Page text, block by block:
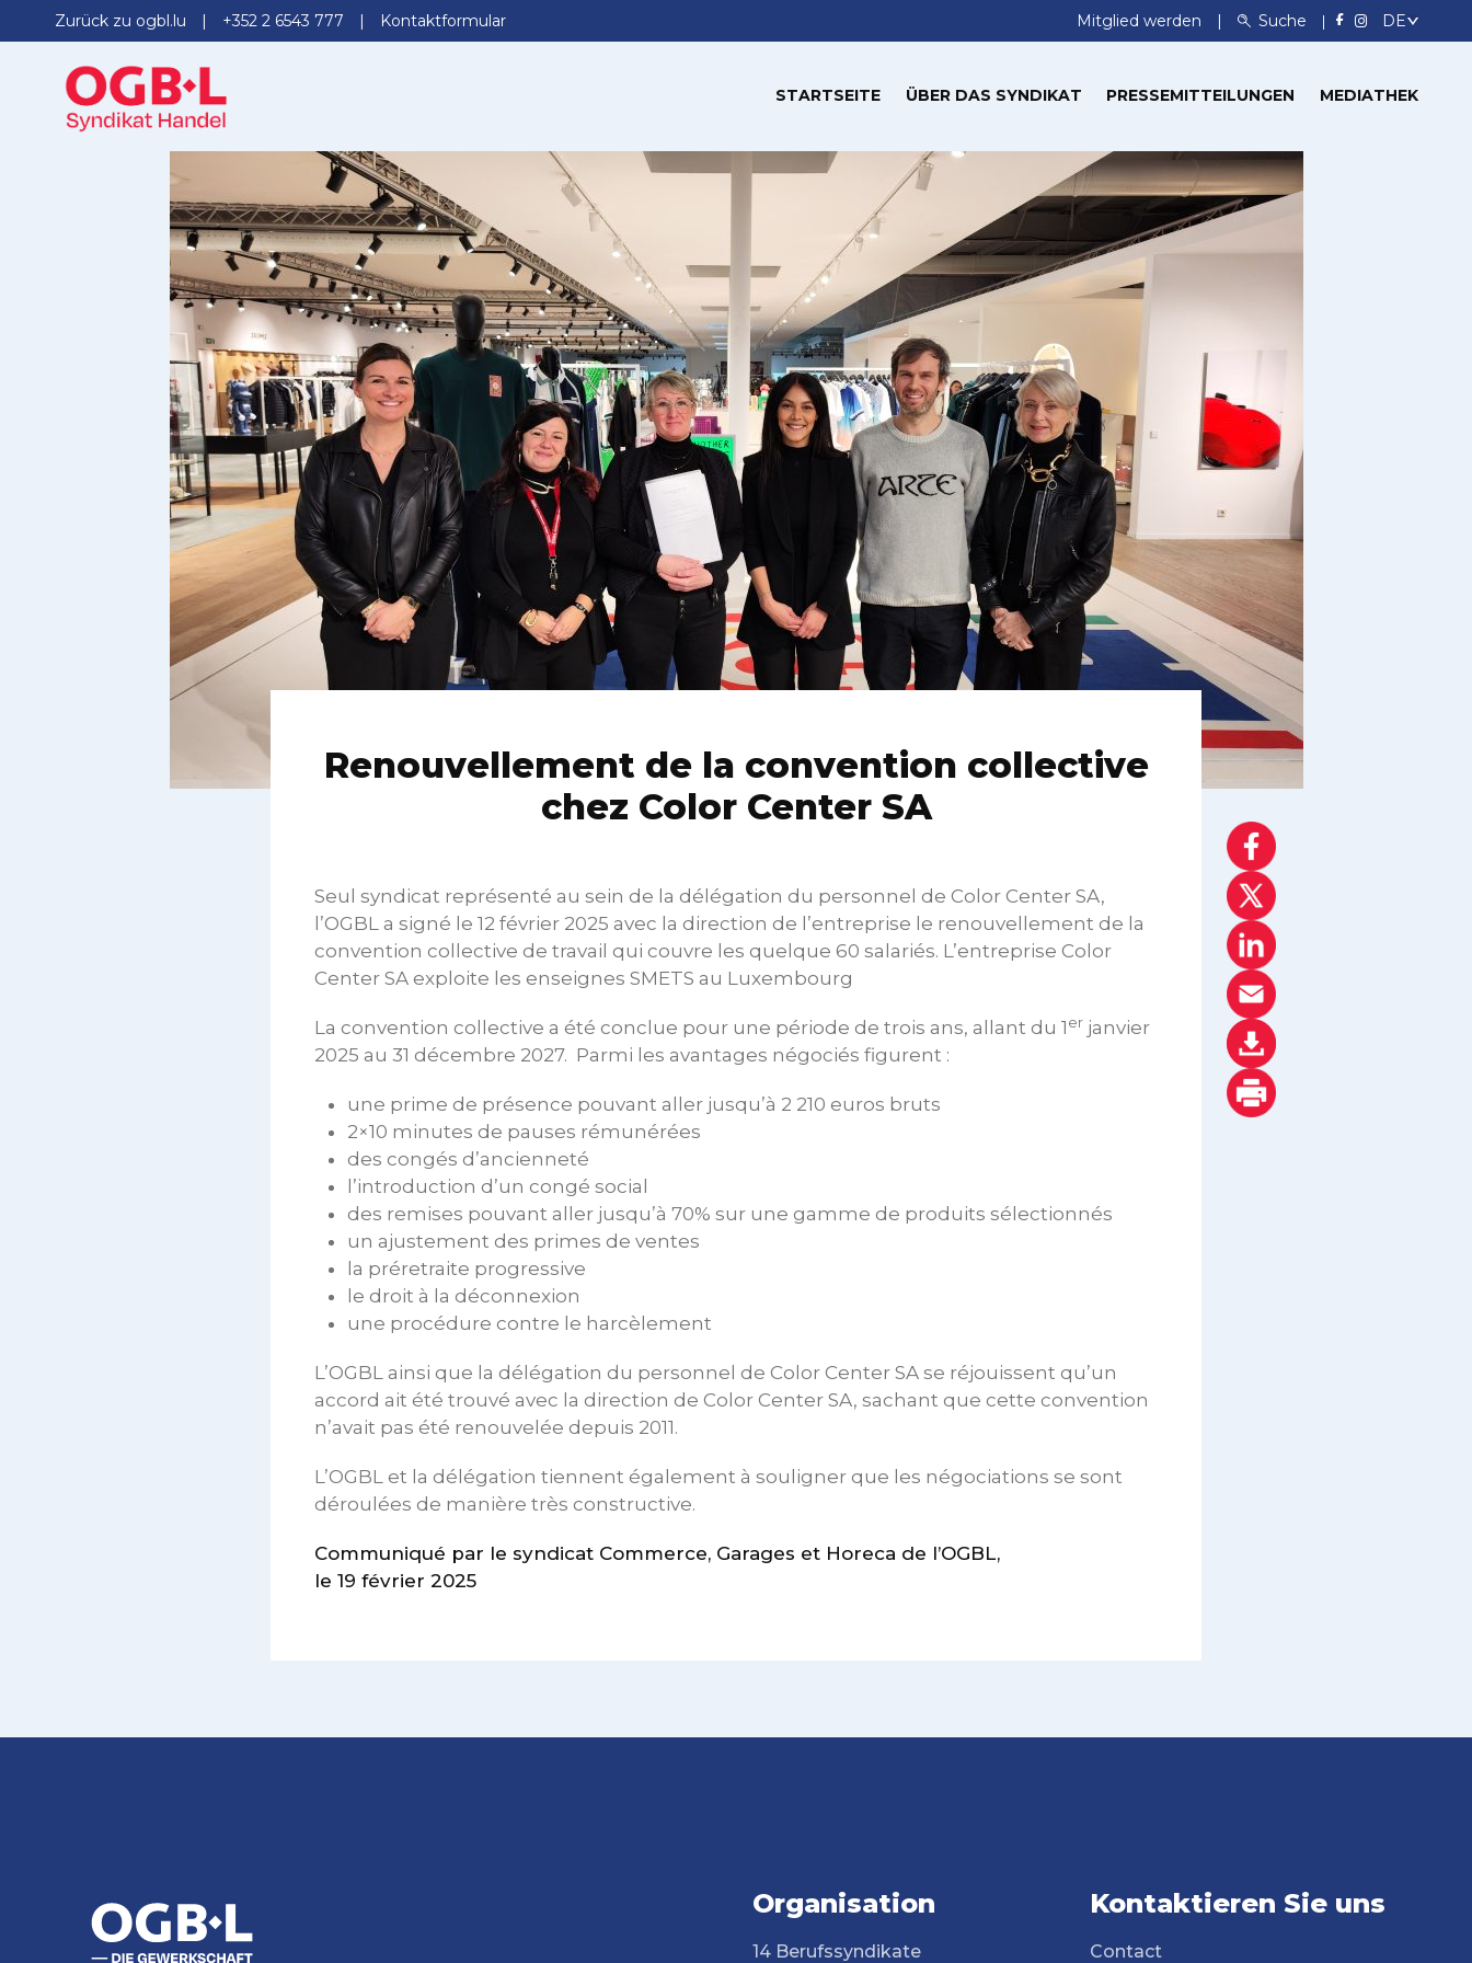
Zurück zu ogbl.lu +352 2 6543 777 Kontaktformular Mitglied werden Suche
STARTSEITE ÜBER DAS SYNDIKAT PRESSEMITTEILUNGEN MEDIATHEK
Renouvellement de la convention collective
chez Color Center SA
Seul syndicat représenté au sein de la délégation du personnel de Color Center SA,
l’OGBL a signé le 12 février 2025 avec la direction de l’entreprise le renouvellement de la
convention collective de travail qui couvre les quelque 60 salariés. L’entreprise Color
Center SA exploite les enseignes SMETS au Luxembourg
La convention collective a été conclue pour une période de trois ans, allant du 1 er janvier
2025 au 31 décembre 2027. Parmi les avantages négociés figurent :
une prime de présence pouvant aller jusqu’à 2 210 euros bruts
2×10 minutes de pauses rémunérées
des congés d’ancienneté
l’introduction d’un congé social
des remises pouvant aller jusqu’à 70% sur une gamme de produits sélectionnés
un ajustement des primes de ventes
la préretraite progressive
le droit à la déconnexion
une procédure contre le harcèlement
L’OGBL ainsi que la délégation du personnel de Color Center SA se réjouissent qu’un
accord ait été trouvé avec la direction de Color Center SA, sachant que cette convention
n’avait pas été renouvelée depuis 2011.
L’OGBL et la délégation tiennent également à souligner que les négociations se sont
déroulées de manière très constructive.
Communiqué par le syndicat Commerce, Garages et Horeca de l’OGBL,
le 19 février 2025
Organisation
14 Berufssyndikate
Kontaktieren Sie uns
Contact